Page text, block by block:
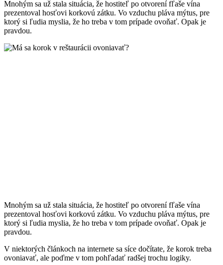
Mnohým sa už stala situácia, že hostiteľ po otvorení fľaše vína
prezentoval hosťovi korkovú zátku. Vo vzduchu pláva mýtus, pre
ktorý si ľudia myslia, že ho treba v tom prípade ovoňať. Opak je
pravdou.
Mnohým sa už stala situácia, že hostiteľ po otvorení fľaše vína
prezentoval hosťovi korkovú zátku. Vo vzduchu pláva mýtus, pre
ktorý si ľudia myslia, že ho treba v tom prípade ovoňať. Opak je
pravdou.
V niektorých článkoch na internete sa síce dočítate, že korok treba
ovoniavať, ale poďme v tom pohľadať radšej trochu logiky.